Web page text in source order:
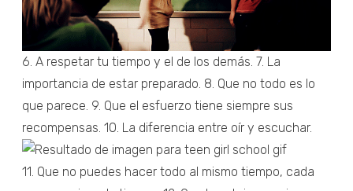
6. A respetar tu tiempo y el de los demás. 7. La
importancia de estar preparado. 8. Que no todo es lo
que parece. 9. Que el esfuerzo tiene siempre sus
recompensas. 10. La diferencia entre oír y escuchar.
11. Que no puedes hacer todo al mismo tiempo, cada